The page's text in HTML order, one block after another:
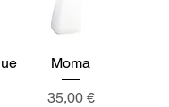
Moma
Prix
35,00 €